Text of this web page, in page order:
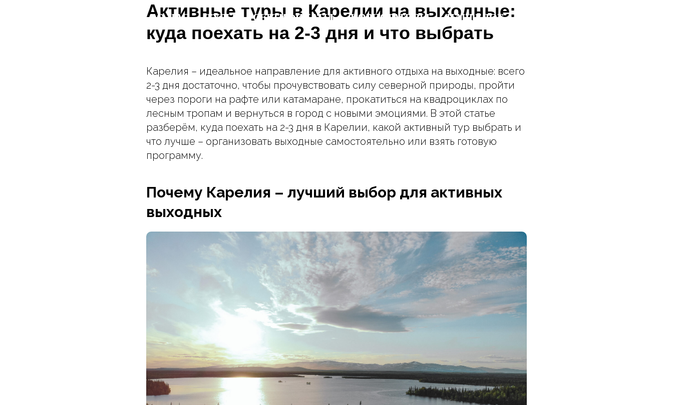
О НАС ТУРЫ СЕРТИФИКАТЫ КОРПОРАТИВЫ НАШ БЛОГ
Активные туры в Карелии на выходные:
куда поехать на 2-3 дня и что выбрать
Карелия – идеальное направление для активного отдыха на выходные: всего
2-3 дня достаточно, чтобы прочувствовать силу северной природы, пройти
через пороги на рафте или катамаране, прокатиться на квадроциклах по
лесным тропам и вернуться в город с новыми эмоциями. В этой статье
разберём, куда поехать на 2-3 дня в Карелии, какой активный тур выбрать и
что лучше – организовать выходные самостоятельно или взять готовую
программу.
Почему Карелия – лучший выбор для активных
выходных
О НАС ТУРЫ СЕРТИФИКАТЫ КОРПОРАТИВЫ НАШ БЛОГ